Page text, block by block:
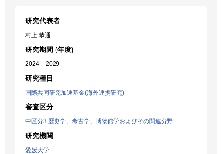
研究代表者
村上 恭通
研究期間 (年度)
2024 – 2029
研究種目
国際共同研究加速基金(海外連携研究)
審査区分
中区分3:歴史学、考古学、博物館学およびその関連分野
研究機関
愛媛大学